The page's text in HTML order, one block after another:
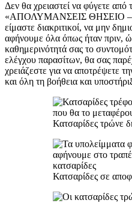
Δεν θα χρειαστεί να φύγετε από
«ΑΠΟΛΥΜΑΝΣΕΙΣ ΘΗΣΕΙΟ –
είμαστε διακριτικοί, να μην
αφήνουμε όλα όπως ήταν πριν,
καθημερινότητά σας το
ελέγχου παρασίτων, θα σας
χρειάζεστε για να αποτρέψετε
και όλη τη βοήθεια και
Κατσαρίδες τρώνε
Κατσαρίδες σε